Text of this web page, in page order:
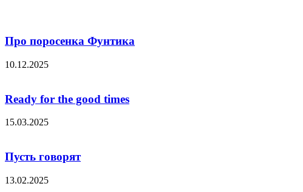
Про поросенка Фунтика
10.12.2025
Ready for the good times
15.03.2025
Пусть говорят
13.02.2025